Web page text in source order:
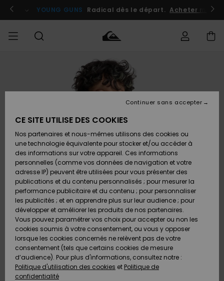
l'information
le
Se connecter / s'inscrire
YOUNG GUNS Radical dès le départ. Acheter
Vêtements
Chaussures
& Tongs
Surf
Snow
Nouveautés
Vêtements
Chaussures
& Tongs
Surf
Snow
Nouveautés
FEMME
Shop
A
Découvrir
Snow
SURF
Surf
Shop
Homme
Surf
Shop
Enfant
Highlights
Communauté
SNOW
Snow
Shop
Homme
Snow
Shop
Enfant
Snow
Shop
Femme
A
Découvrir
Communauté
OUTLET
Outlet
Homme
Enfant
Outlet
Femme
AIDE &
CONTACT
Accéder à
ma
commande
Retours
Paiement
Carte
Cadeau
Quiksilver
Freedom
Protection
des
MAGASINS
CE SITE UTILISE DES COOKIES
Nos partenaires et nous-mêmes utilisons des cookies ou
une technologie équivalente pour stocker et/ou accéder à
des informations sur votre appareil. Ces informations
personnelles (comme vos données de navigation et votre
adresse IP) peuvent être utilisées pour vous présenter des
publications et du contenu personnalisés ; pour mesurer la
performance publicitaire et du contenu ; pour personnaliser
les publicités ; et en apprendre plus sur leur audience ; pour
développer et améliorer les produits de nos partenaires.
Vous pouvez paramétrer vos choix pour accepter ou non les
cookies soumis à votre consentement, ou vous y opposer
lorsque les cookies concernés ne relèvent pas de votre
consentement (tels que certains cookies de mesure
d’audience). Pour plus d'informations, consultez notre :
Politique d'utilisation des cookies et Politique de
confidentialité
Continuer sans accepter